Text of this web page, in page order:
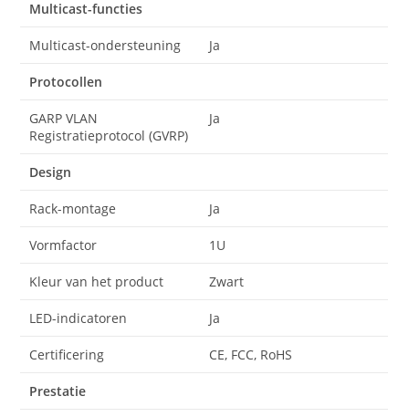
Multicast-functies
Multicast-ondersteuning Ja
Protocollen
GARP VLAN
Registratieprotocol (GVRP)
Ja
Design
Rack-montage Ja
Vormfactor 1U
Kleur van het product Zwart
LED-indicatoren Ja
Certificering CE, FCC, RoHS
Prestatie